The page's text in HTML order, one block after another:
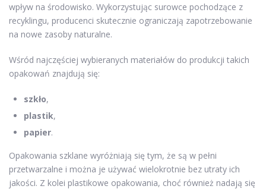
wpływ na środowisko. Wykorzystując surowce pochodzące z
recyklingu, producenci skutecznie ograniczają zapotrzebowanie
na nowe zasoby naturalne.
Wśród najczęściej wybieranych materiałów do produkcji takich
opakowań znajdują się:
szkło,
plastik,
papier.
Opakowania szklane wyróżniają się tym, że są w pełni
przetwarzalne i można je używać wielokrotnie bez utraty ich
jakości. Z kolei plastikowe opakowania, choć również nadają się